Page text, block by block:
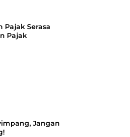
Pajak Serasa
Pajak
Jangan